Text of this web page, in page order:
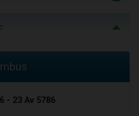
- 23 Av 5786